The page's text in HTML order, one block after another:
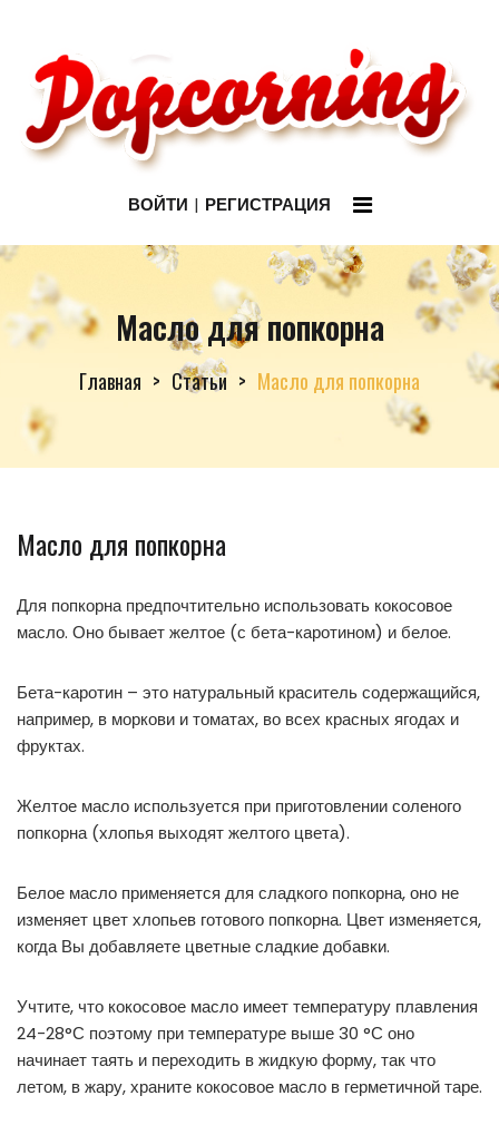
ВОЙТИ РЕГИСТРАЦИЯ
Масло для попкорна
Главная Статьи Масло для попкорна
Масло для попкорна
Для попкорна предпочтительно использовать кокосовое
масло. Оно бывает желтое (с бета-каротином) и белое.
Бета-каротин – это натуральный краситель содержащийся,
например, в моркови и томатах, во всех красных ягодах и
фруктах.
Желтое масло используется при приготовлении соленого
попкорна (хлопья выходят желтого цвета).
Белое масло применяется для сладкого попкорна, оно не
изменяет цвет хлопьев готового попкорна. Цвет изменяется,
когда Вы добавляете цветные сладкие добавки.
Учтите, что кокосовое масло имеет температуру плавления
24-28°С поэтому при температуре выше 30 °С оно
начинает таять и переходить в жидкую форму, так что
летом, в жару, храните кокосовое масло в герметичной таре.